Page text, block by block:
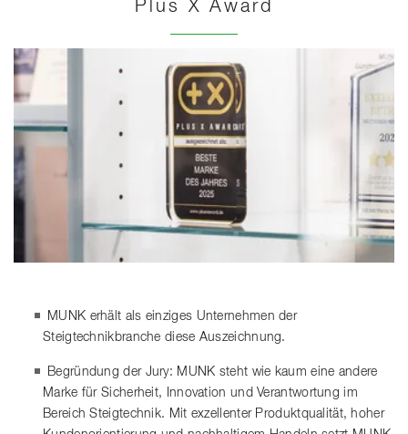
Plus X Award
MUNK erhält als einziges Unternehmen der
Steigtechnikbranche diese Auszeichnung.
Begründung der Jury: MUNK steht wie kaum eine andere
Marke für Sicherheit, Innovation und Verantwortung im
Bereich Steigtechnik. Mit exzellenter Produktqualität, hoher